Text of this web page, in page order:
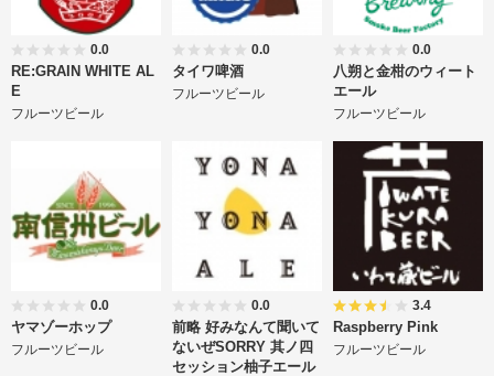
0.0
RE:GRAIN WHITE AL
E
フルーツビール
0.0
タイワ啤酒
フルーツビール
0.0
八朔と金柑のウィート
エール
フルーツビール
0.0
ヤマゾーホップ
フルーツビール
0.0
前略 好みなんて聞いて
ないぜSORRY 其ノ四
セッション柚子エール
3.4
Raspberry Pink
フルーツビール